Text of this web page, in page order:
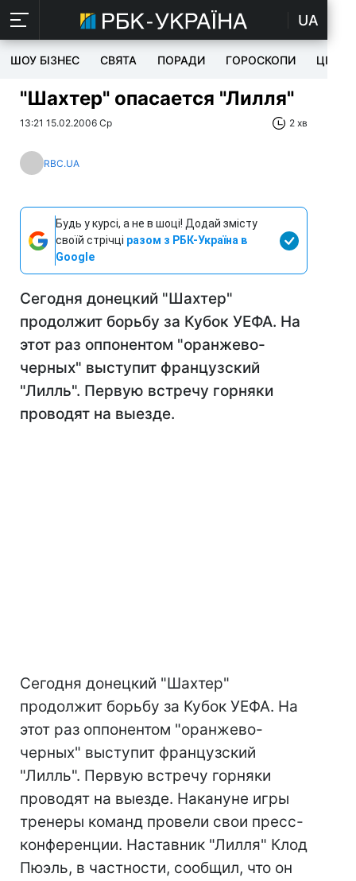
UA
ШОУ БІЗНЕС СВЯТА ПОРАДИ ГОРОСКОПИ ЦІКАВЕ
"Шахтер" опасается "Лилля"
13:21 15.02.2006 Ср 2 хв
RBC.UA
Будь у курсі, а не в шоці! Додай змісту
своїй стрічці разом з РБК-Україна в
Google
Сегодня донецкий "Шахтер"
продолжит борьбу за Кубок УЕФА. На
этот раз оппонентом "оранжево-
черных" выступит французский
"Лилль". Первую встречу горняки
проводят на выезде.
Сегодня донецкий "Шахтер"
продолжит борьбу за Кубок УЕФА. На
этот раз оппонентом "оранжево-
черных" выступит французский
"Лилль". Первую встречу горняки
проводят на выезде. Накануне игры
тренеры команд провели свои пресс-
конференции. Наставник "Лилля" Клод
Пюэль, в частности, сообщил, что он